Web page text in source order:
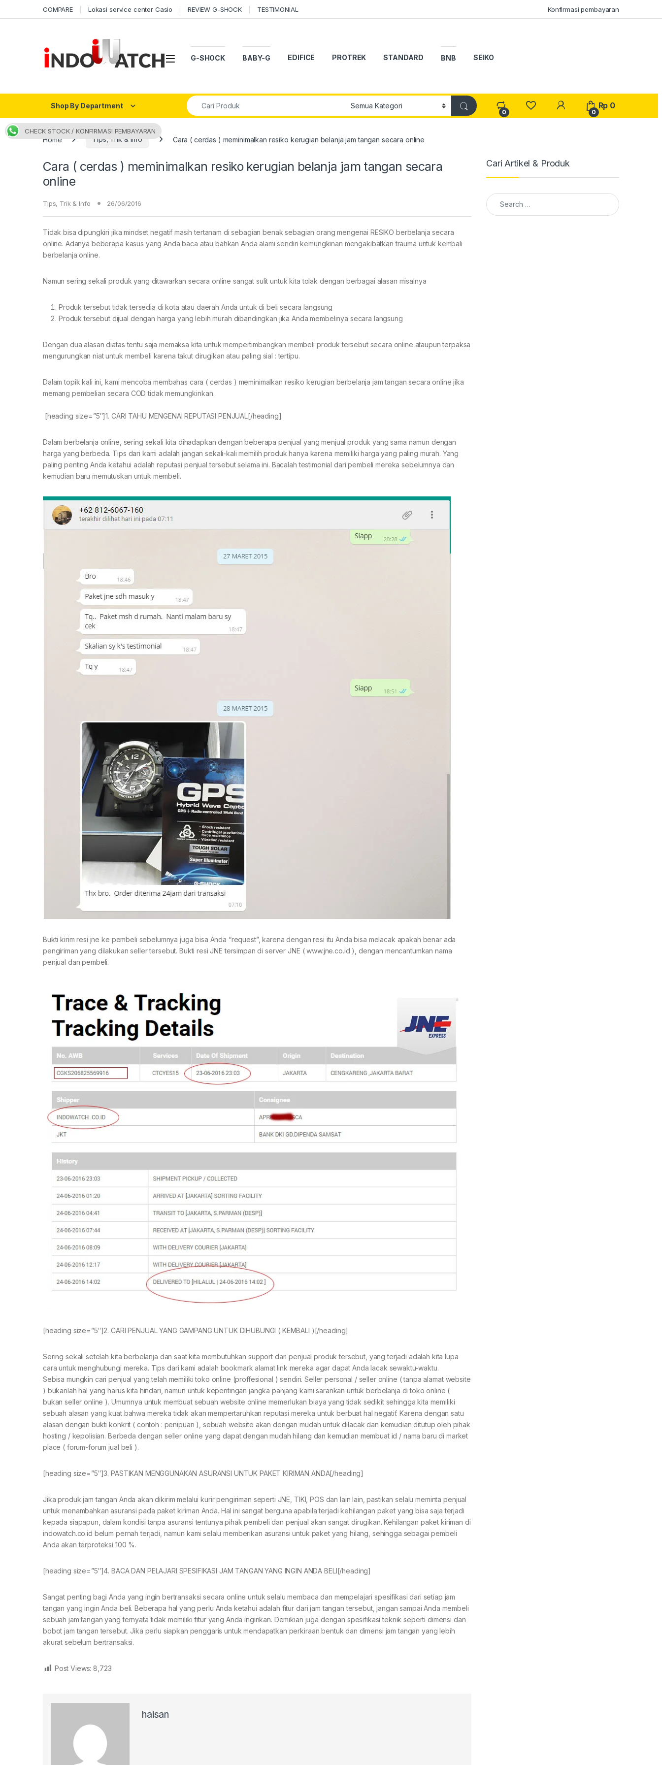
COMPARE Lokasi service center Casio REVIEW G-SHOCK TESTIMONIAL Konfirmasi pembayaran
Open G-SHOCK BABY-G EDIFICE PROTREK STANDARD BNB SEIKO
Shop By Department
Search for:
0
My Account
0
Rp 0
Home Tips, Trik & Info Cara ( cerdas ) meminimalkan resiko kerugian belanja jam tangan secara online
Cara ( cerdas ) meminimalkan resiko kerugian belanja jam tangan secara
online
Tips, Trik & Info 26/06/2016
Tidak bisa dipungkiri jika mindset negatif masih tertanam di sebagian benak sebagian orang mengenai RESIKO berbelanja secara
online. Adanya beberapa kasus yang Anda baca atau bahkan Anda alami sendiri kemungkinan mengakibatkan trauma untuk kembali
berbelanja online.
Namun sering sekali produk yang ditawarkan secara online sangat sulit untuk kita tolak dengan berbagai alasan misalnya
Produk tersebut tidak tersedia di kota atau daerah Anda untuk di beli secara langsung
Produk tersebut dijual dengan harga yang lebih murah dibandingkan jika Anda membelinya secara langsung
Dengan dua alasan diatas tentu saja memaksa kita untuk mempertimbangkan membeli produk tersebut secara online ataupun terpaksa
mengurungkan niat untuk membeli karena takut dirugikan atau paling sial : tertipu.
Dalam topik kali ini, kami mencoba membahas cara ( cerdas ) meminimalkan resiko kerugian berbelanja jam tangan secara online jika
memang pembelian secara COD tidak memungkinkan.
[heading size=”5″]1. CARI TAHU MENGENAI REPUTASI PENJUAL[/heading]
Dalam berbelanja online, sering sekali kita dihadapkan dengan beberapa penjual yang menjual produk yang sama namun dengan
harga yang berbeda. Tips dari kami adalah jangan sekali-kali memilih produk hanya karena memiliki harga yang paling murah. Yang
paling penting Anda ketahui adalah reputasi penjual tersebut selama ini. Bacalah testimonial dari pembeli mereka sebelumnya dan
kemudian baru memutuskan untuk membeli.
Bukti kirim resi jne ke pembeli sebelumnya juga bisa Anda “request”, karena dengan resi itu Anda bisa melacak apakah benar ada
pengiriman yang dilakukan seller tersebut. Bukti resi JNE tersimpan di server JNE ( www.jne.co.id ), dengan mencantumkan nama
penjual dan pembeli.
[heading size=”5″]2. CARI PENJUAL YANG GAMPANG UNTUK DIHUBUNGI ( KEMBALI )[/heading]
Sering sekali setelah kita berbelanja dan saat kita membutuhkan support dari penjual produk tersebut, yang terjadi adalah kita lupa
cara untuk menghubungi mereka. Tips dari kami adalah bookmark alamat link mereka agar dapat Anda lacak sewaktu-waktu.
Sebisa mungkin cari penjual yang telah memiliki toko online (proffesional ) sendiri. Seller personal / seller online ( tanpa alamat website
) bukanlah hal yang harus kita hindari, namun untuk kepentingan jangka panjang kami sarankan untuk berbelanja di toko online (
bukan seller online ). Umumnya untuk membuat sebuah website online memerlukan biaya yang tidak sedikit sehingga kita memiliki
sebuah alasan yang kuat bahwa mereka tidak akan mempertaruhkan reputasi mereka untuk berbuat hal negatif. Karena dengan satu
alasan dengan bukti konkrit ( contoh : penipuan ), sebuah website akan dengan mudah untuk dilacak dan kemudian ditutup oleh pihak
hosting / kepolisian. Berbeda dengan seller online yang dapat dengan mudah hilang dan kemudian membuat id / nama baru di market
place ( forum-forum jual beli ).
[heading size=”5″]3. PASTIKAN MENGGUNAKAN ASURANSI UNTUK PAKET KIRIMAN ANDA[/heading]
Jika produk jam tangan Anda akan dikirim melalui kurir pengiriman seperti JNE, TIKI, POS dan lain lain, pastikan selalu meminta penjual
untuk menambahkan asuransi pada paket kiriman Anda. Hal ini sangat berguna apabila terjadi kehilangan paket yang bisa saja terjadi
kepada siapapun, dalam kondisi tanpa asuransi tentunya pihak pembeli dan penjual akan sangat dirugikan. Kehilangan paket kiriman di
indowatch.co.id belum pernah terjadi, namun kami selalu memberikan asuransi untuk paket yang hilang, sehingga sebagai pembeli
Anda akan terproteksi 100 %.
[heading size=”5″]4. BACA DAN PELAJARI SPESIFIKASI JAM TANGAN YANG INGIN ANDA BELI[/heading]
Sangat penting bagi Anda yang ingin bertransaksi secara online untuk selalu membaca dan mempelajari spesifikasi dari setiap jam
tangan yang ingin Anda beli. Beberapa hal yang perlu Anda ketahui adalah fitur dari jam tangan tersebut, jangan sampai Anda membeli
sebuah jam tangan yang ternyata tidak memiliki fitur yang Anda inginkan. Demikian juga dengan spesifikasi teknik seperti dimensi dan
bobot jam tangan tersebut. Jika perlu siapkan penggaris untuk mendapatkan perkiraan bentuk dan dimensi jam tangan yang lebih
akurat sebelum bertransaksi.
Post Views: 8,723
haisan
Cari Artikel & Produk
Search for:
CHECK STOCK / KONFIRMASI PEMBAYARAN